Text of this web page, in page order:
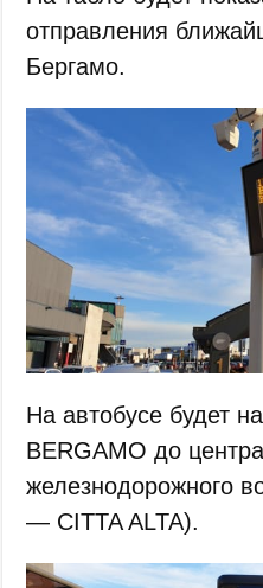
отправления
Бергамо.
На автобусе будет
BERGAMO до
железнодорожного
— CITTA ALTA).